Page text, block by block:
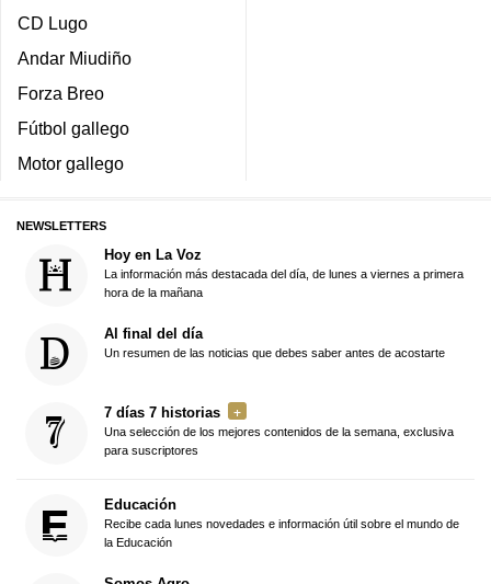
CD Lugo
Andar Miudiño
Forza Breo
Fútbol gallego
Motor gallego
NEWSLETTERS
Hoy en La Voz
La información más destacada del día, de lunes a viernes a primera
hora de la mañana
Al final del día
Un resumen de las noticias que debes saber antes de acostarte
7 días 7 historias
Una selección de los mejores contenidos de la semana, exclusiva
para suscriptores
Educación
Recibe cada lunes novedades e información útil sobre el mundo de
la Educación